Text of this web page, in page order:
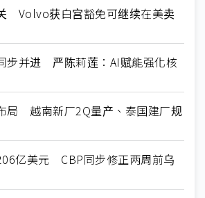
Volvo获白宫豁免可继续在美卖
步并进 严陈莉莲：AI赋能强化核
局 越南新厂2Q量产、泰国建厂规
亿美元 CBP同步修正两周前乌